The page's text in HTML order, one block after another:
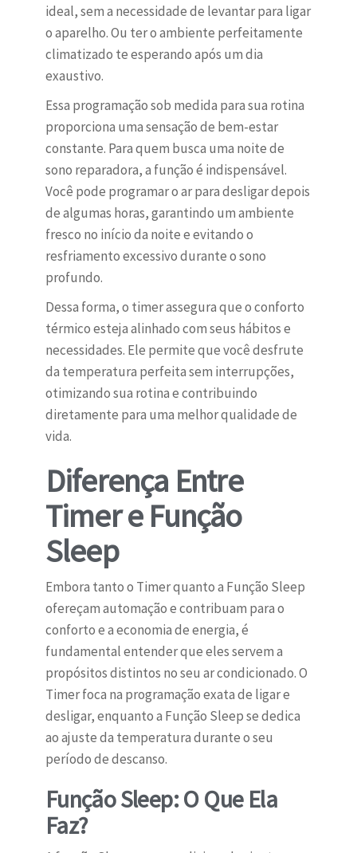
ideal, sem a necessidade de levantar para ligar
o aparelho. Ou ter o ambiente perfeitamente
climatizado te esperando após um dia
exaustivo.
Essa programação sob medida para sua rotina
proporciona uma sensação de bem-estar
constante. Para quem busca uma noite de
sono reparadora, a função é indispensável.
Você pode programar o ar para desligar depois
de algumas horas, garantindo um ambiente
fresco no início da noite e evitando o
resfriamento excessivo durante o sono
profundo.
Dessa forma, o timer assegura que o conforto
térmico esteja alinhado com seus hábitos e
necessidades. Ele permite que você desfrute
da temperatura perfeita sem interrupções,
otimizando sua rotina e contribuindo
diretamente para uma melhor qualidade de
vida.
Diferença Entre
Timer e Função
Sleep
Embora tanto o Timer quanto a Função Sleep
ofereçam automação e contribuam para o
conforto e a economia de energia, é
fundamental entender que eles servem a
propósitos distintos no seu ar condicionado. O
Timer foca na programação exata de ligar e
desligar, enquanto a Função Sleep se dedica
ao ajuste da temperatura durante o seu
período de descanso.
Função Sleep: O Que Ela
Faz?